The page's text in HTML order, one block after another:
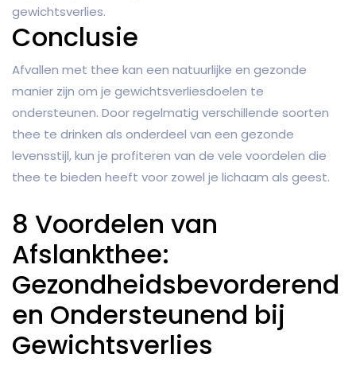
gewichtsverlies.
Conclusie
Afvallen met thee kan een natuurlijke en gezonde
manier zijn om je gewichtsverliesdoelen te
ondersteunen. Door regelmatig verschillende soorten
thee te drinken als onderdeel van een gezonde
levensstijl, kun je profiteren van de vele voordelen die
thee te bieden heeft voor zowel je lichaam als geest.
8 Voordelen van
Afslankthee:
Gezondheidsbevorderend
en Ondersteunend bij
Gewichtsverlies